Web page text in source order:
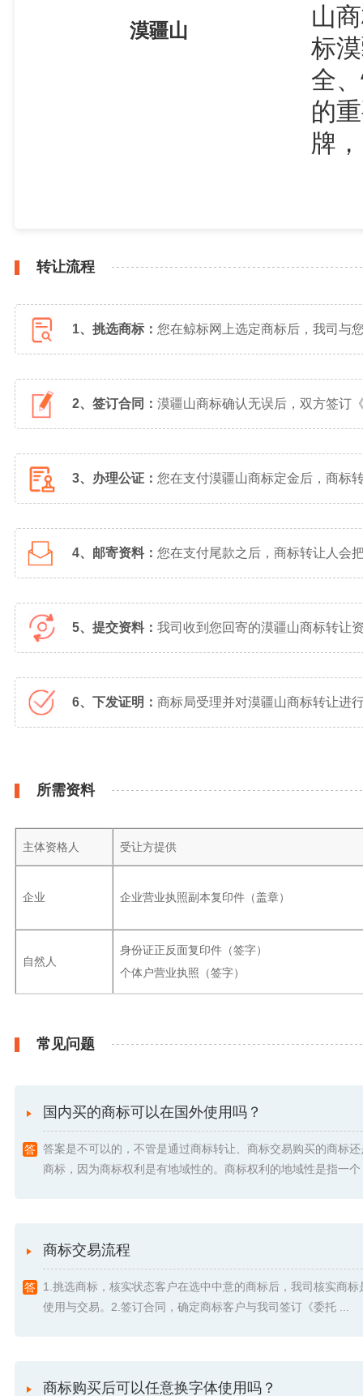
漠疆山
山
标
全
的
牌
转让流程
1、挑选商标： 您在鲸标网上选定商标后，我司与
2、签订合同： 漠疆山商标确认无误后，双方签订
3、办理公证： 您在支付漠疆山商标定金后，商标
4、邮寄资料： 您在支付尾款之后，商标转让人会
5、提交资料： 我司收到您回寄的漠疆山商标转让
6、下发证明： 商标局受理并对漠疆山商标转让进
所需资料
主体资格人 受让方提供
企业 企业营业执照副本复印件（盖章）
自然人
身份证正反面复印件（签字）
个体户营业执照（签字）
常见问题
国内买的商标可以在国外使用吗？
答案是不可以的，不管是通过商标转让、商标交易购买的商标
商标，因为商标权利是有地域性的。商标权利的地域性是指一
商标交易流程
1.挑选商标，核实状态客户在选中中意的商标后，我司核实商标
使用与交易。2.签订合同，确定商标客户与我司签订《委托 ...
商标购买后可以任意换字体使用吗？